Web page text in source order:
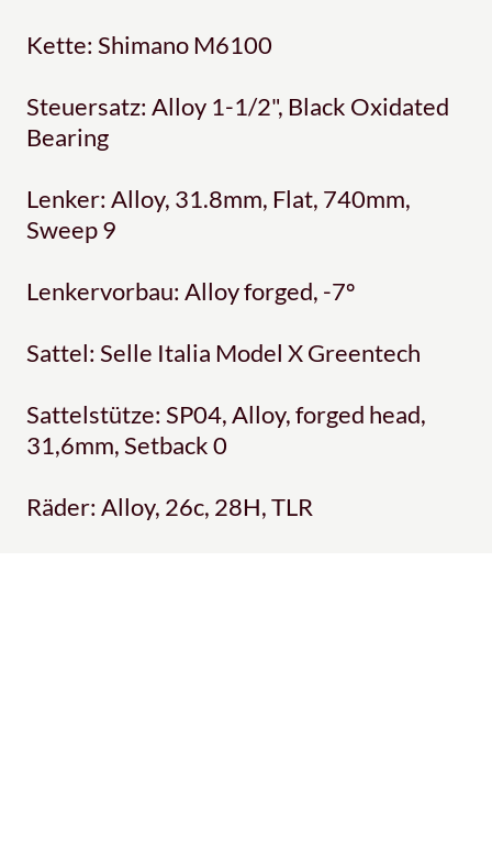
Kette: Shimano M6100
Steuersatz: Alloy 1-1/2", Black Oxidated
Bearing
Lenker: Alloy, 31.8mm, Flat, 740mm,
Sweep 9
Lenkervorbau: Alloy forged, -7º
Sattel: Selle Italia Model X Greentech
Sattelstütze: SP04, Alloy, forged head,
31,6mm, Setback 0
Räder: Alloy, 26c, 28H, TLR